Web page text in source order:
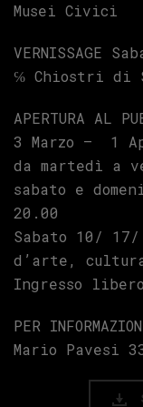
Musei Civici
VERNISSAGE
℅ Chiostri di
APERTURA AL
3 Marzo – 1
da martedì a
sabato e
20.00
Sabato 10/
d’arte,
Ingresso libero
PER
Mario Pavesi